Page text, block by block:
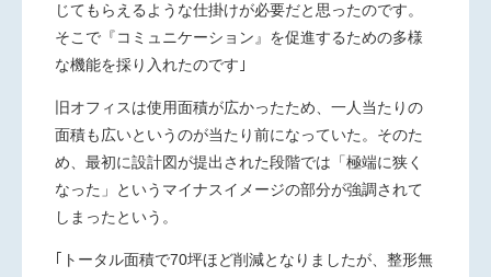
じてもらえるような仕掛けが必要だと思ったのです。
そこで『コミュニケーション』を促進するための多様
な機能を採り入れたのです｣
旧オフィスは使用面積が広かったため、一人当たりの
面積も広いというのが当たり前になっていた。そのた
め、最初に設計図が提出された段階では「極端に狭く
なった」というマイナスイメージの部分が強調されて
しまったという。
｢トータル面積で70坪ほど削減となりましたが、整形無